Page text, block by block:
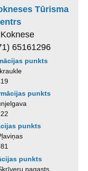
Tūrisma
65161296
punkts
punkts
punkts
punkts
pagasts